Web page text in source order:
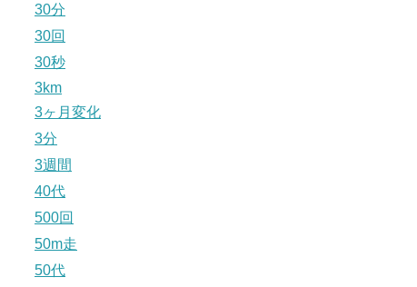
30分
30回
30秒
3km
3ヶ月変化
3分
3週間
40代
500回
50m走
50代